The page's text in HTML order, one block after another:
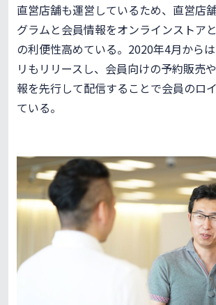
直営店舗も運営しているため、直営店
グラムと会員情報をオンラインストア
の利便性高めている。2020年4月から
リもリリースし、会員向けの予約販売
報を先行して配信することで会員のロ
ている。